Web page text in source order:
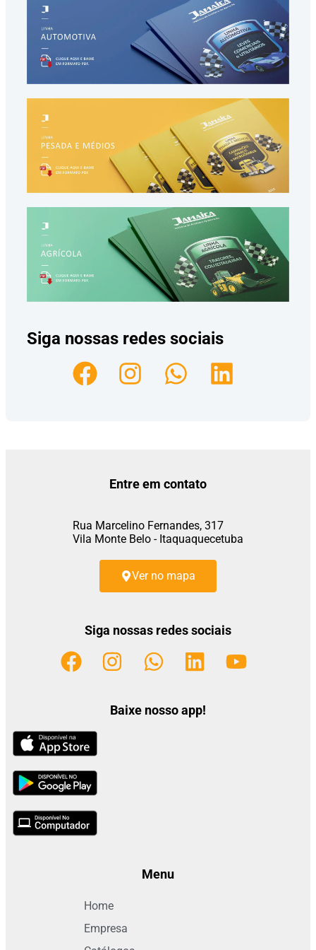
Siga nossas redes sociais
Entre em contato
Rua Marcelino Fernandes, 317
Vila Monte Belo - Itaquaquecetuba
Ver no mapa
Siga nossas redes sociais
Baixe nosso app!
Menu
Home
Empresa